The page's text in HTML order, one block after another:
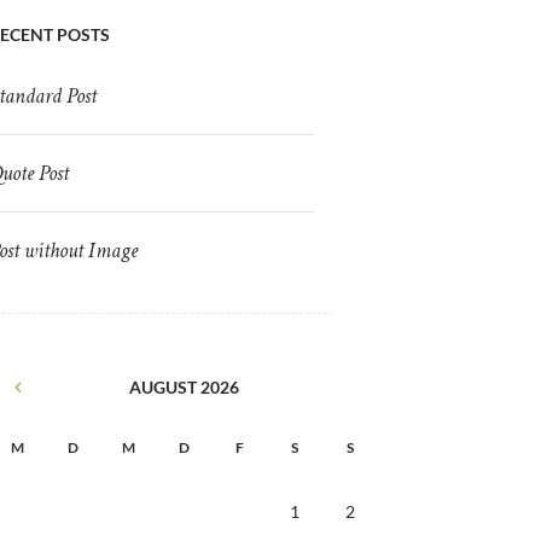
POSTS
Post
Post
without Image
AUGUST2026
M D M D F S S
1 2